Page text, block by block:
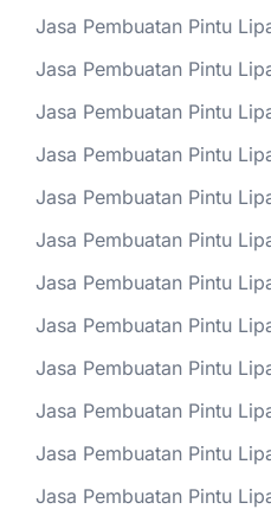
Jasa Pembuatan Pintu
Jasa Pembuatan Pintu
Jasa Pembuatan Pintu
Jasa Pembuatan Pintu
Jasa Pembuatan Pintu
Jasa Pembuatan Pintu
Jasa Pembuatan Pintu
Jasa Pembuatan Pintu
Jasa Pembuatan Pintu
Jasa Pembuatan Pintu
Jasa Pembuatan Pintu
Jasa Pembuatan Pintu